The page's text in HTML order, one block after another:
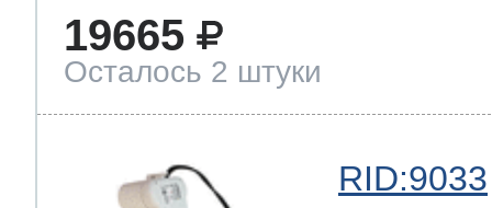
19665
Осталось 2 штуки
RID:9033